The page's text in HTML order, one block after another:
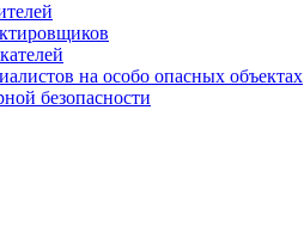
на особо опасных объектах
безопасности